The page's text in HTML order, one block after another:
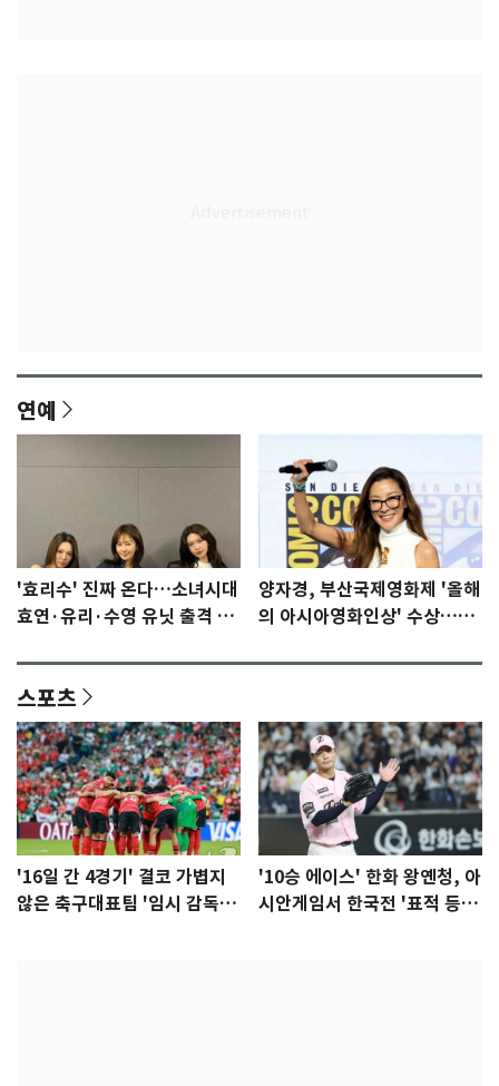
연예
'효리수' 진짜 온다…소녀시대
효연·유리·수영 유닛 출격 [N
양자경, 부산국제영화제 '올해
의 아시아영화인상' 수상…15
스포츠
'16일 간 4경기' 결코 가볍지
않은 축구대표팀 '임시 감독'
'10승 에이스' 한화 왕옌청, 아
시안게임서 한국전 '표적 등